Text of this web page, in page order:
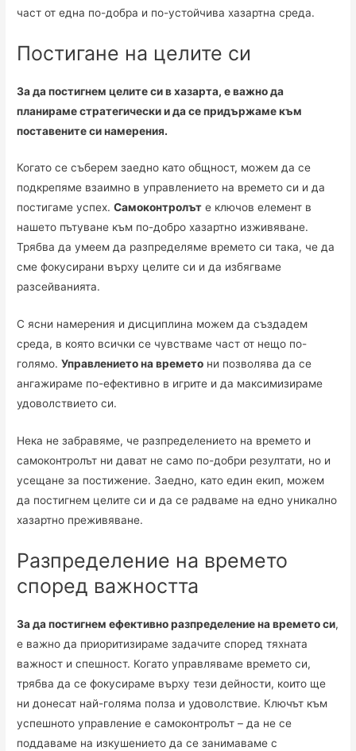
част от една по-добра и по-устойчива хазартна среда.
Постигане на целите си
За да постигнем целите си в хазарта, е важно да
планираме стратегически и да се придържаме към
поставените си намерения.
Когато се съберем заедно като общност, можем да се
подкрепяме взаимно в управлението на времето си и да
постигаме успех.Самоконтролът е ключов елемент в
нашето пътуване към по-добро хазартно изживяване.
Трябва да умеем да разпределяме времето си така, че да
сме фокусирани върху целите си и да избягваме
разсейванията.
С ясни намерения и дисциплина можем да създадем
среда, в която всички се чувстваме част от нещо по-
голямо.Управлението на времето ни позволява да се
ангажираме по-ефективно в игрите и да максимизираме
удоволствието си.
Нека не забравяме, че разпределението на времето и
самоконтролът ни дават не само по-добри резултати, но и
усещане за постижение. Заедно, като един екип, можем
да постигнем целите си и да се радваме на едно уникално
хазартно преживяване.
Разпределение на времето
според важността
За да постигнем ефективно разпределение на времето си,
е важно да приоритизираме задачите според тяхната
важност и спешност. Когато управляваме времето си,
трябва да се фокусираме върху тези дейности, които ще
ни донесат най-голяма полза и удоволствие. Ключът към
успешното управление е самоконтролът – да не се
поддаваме на изкушението да се занимаваме с